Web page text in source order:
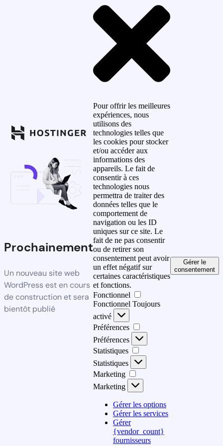
Prochainement
Un nouveau site web
WordPress est en cours
de construction et sera
bientôt publié
Pour offrir les meilleures
expériences, nous
utilisons des
technologies telles que
les cookies pour stocker
et/ou accéder aux
informations des
appareils. Le fait de
consentir à ces
technologies nous
permettra de traiter des
données telles que le
comportement de
navigation ou les ID
uniques sur ce site. Le
fait de ne pas consentir
ou de retirer son
consentement peut avoir
un effet négatif sur
certaines caractéristiques
et fonctions.
Fonctionnel
Fonctionnel Toujours
activé
Préférences
Préférences
Statistiques
Statistiques
Marketing
Marketing
Gérer les options
Gérer les services
Gérer
{vendor_count}
fournisseurs
Gérer le
consentement